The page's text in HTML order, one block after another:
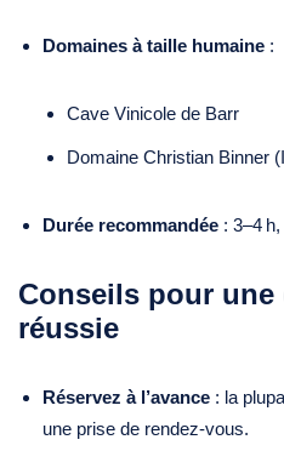
Domaines à taille humaine :
Cave Vinicole de Barr
Domaine Christian Binner
Durée recommandée : 3–4
Conseils pour
réussie
Réservez à l’avance : la
une prise de rendez‑vous.